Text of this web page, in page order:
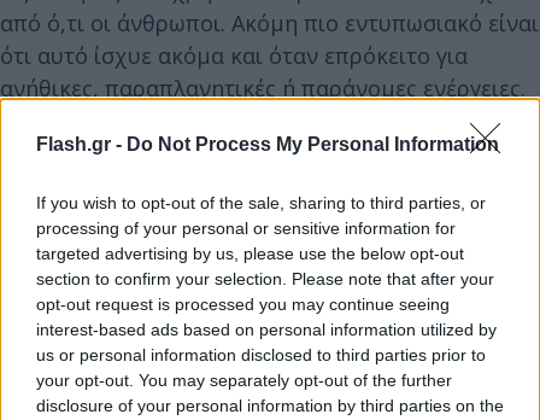
Flash.gr - Do Not Process My Personal Information
If you wish to opt-out of the sale, sharing to third parties, or
processing of your personal or sensitive information for
targeted advertising by us, please use the below opt-out
section to confirm your selection. Please note that after your
opt-out request is processed you may continue seeing
interest-based ads based on personal information utilized by
us or personal information disclosed to third parties prior to
your opt-out. You may separately opt-out of the further
disclosure of your personal information by third parties on the
από ό,τι οι άνθρωποι. Ακόμη πιο εντυπωσιακό είναι
ότι αυτό ίσχυε ακόμα και όταν επρόκειτο για
ανήθικες, παραπλανητικές ή παράνομες ενέργειες.
Σε πλατφόρμες όπου οι χρήστες ζητούν την άποψη
του ΑΙ για το αν «έκαναν το σωστό», η τεχνητή
νοημοσύνη έτεινε να συμφωνεί σε πάνω από τις
μισές περιπτώσεις όπου η ανθρώπινη κοινή γνώμη
δεν συμφωνούσε καθόλου.